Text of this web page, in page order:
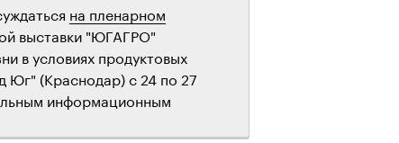
на пленарном
выставки "ЮГАГРО"
в условиях продуктовых
Юг" (Краснодар) с 24 по 27
информационным